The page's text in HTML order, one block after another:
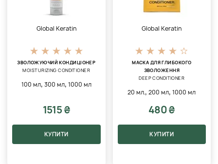
Global Keratin
ЗВОЛОЖУЮЧИЙ КОНДИЦІОНЕР
MOISTURIZING CONDITIONER
100 мл, 300 мл, 1000 мл
1515 ₴
КУПИТИ
Global Keratin
МАСКА ДЛЯ ГЛИБОКОГО
ЗВОЛОЖЕННЯ
DEEP CONDITIONER
20 мл.,200 мл,1000 мл
480 ₴
КУПИТИ